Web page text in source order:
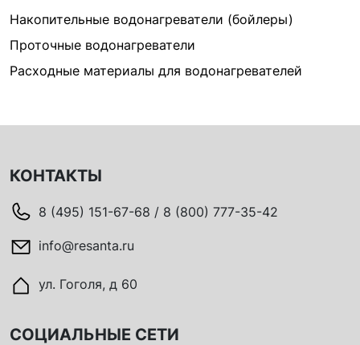
Накопительные водонагреватели (бойлеры)
Проточные водонагреватели
Расходные материалы для водонагревателей
КОНТАКТЫ
8 (495) 151-67-68 / 8 (800) 777-35-42
info@resanta.ru
ул. Гоголя, д 60
СОЦИАЛЬНЫЕ СЕТИ